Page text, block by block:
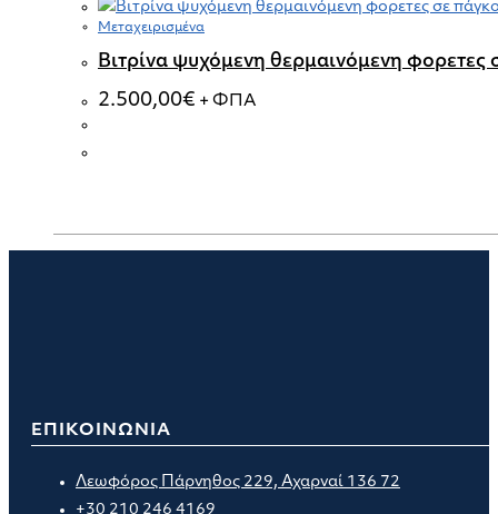
Μεταχειρισμένα
Βιτρίνα ψυχόμενη θερμαινόμενη φορετες
2.500,00€ + ΦΠΑ
ΕΠΙΚΟΙΝΩΝΙΑ
Λεωφόρος Πάρνηθος 229, Αχαρναί 136 72
+30 210 246 4169